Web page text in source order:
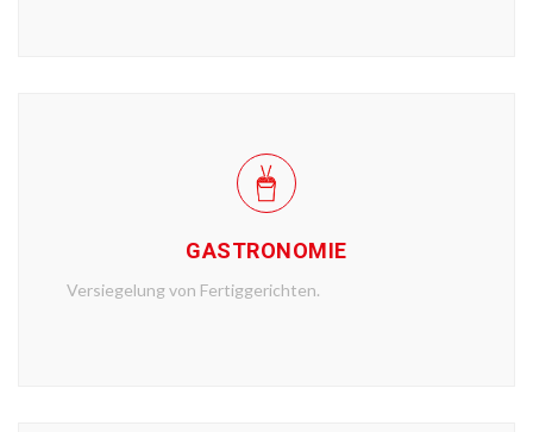
GASTRONOMIE
Versiegelung von Fertiggerichten.